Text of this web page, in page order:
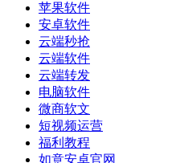
苹果软件
安卓软件
云端秒抢
云端软件
云端转发
电脑软件
微商软文
短视频运营
福利教程
如意安卓官网